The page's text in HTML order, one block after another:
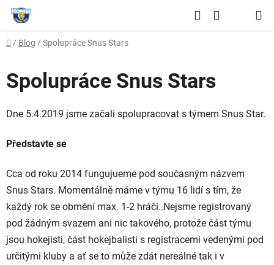
Přejít
obsah
Hledat
Domů
/ Blog / Spolupráce Snus Stars
Spolupráce Snus Stars
Dne 5.4.2019 jsme začali spolupracovat s týmem Snus Star.
Představte se
Cca od roku 2014 fungujueme pod současným názvem
Snus Stars. Momentálně máme v týmu 16 lidí s tím, že
každý rok se obmění max. 1-2 hráči..Nejsme registrovaný
pod žádným svazem ani nic takového, protože část týmu
jsou hokejisti, část hokejbalisti s registracemi vedenými pod
určitými kluby a ať se to může zdát nereálné tak i v